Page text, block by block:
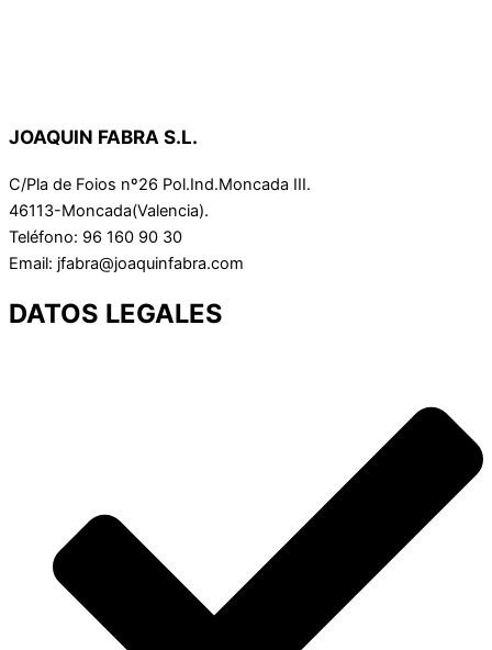
JOAQUIN FABRA S.L.
C/Pla de Foios nº26 Pol.Ind.Moncada III.
46113-Moncada(Valencia).
Teléfono: 96 160 90 30
Email: jfabra@joaquinfabra.com
DATOS LEGALES